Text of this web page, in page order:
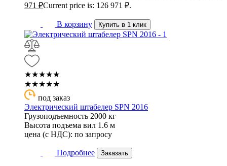
971 ₽Current price is: 126 971 ₽.
В корзину Купить в 1 клик
★★★★★
★★★★★
под заказ
Электрический штабелер SPN 2016
Грузоподъемность 2000 кг
Высота подъема вил 1.6 м
цена (с НДС): по запросу
Подробнее Заказать